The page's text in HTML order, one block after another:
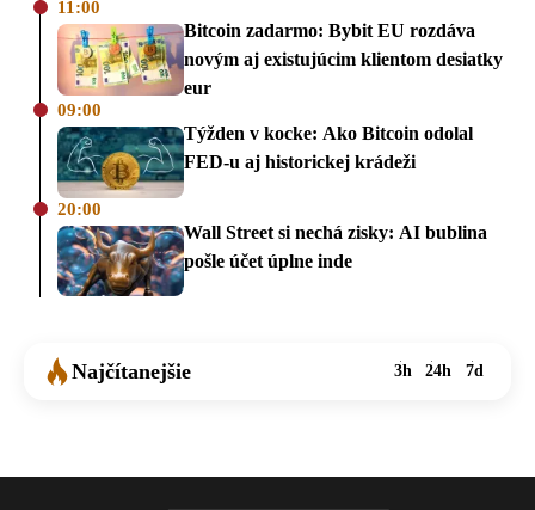
11:00
Bitcoin zadarmo: Bybit EU rozdáva
novým aj existujúcim klientom desiatky
eur
09:00
Týžden v kocke: Ako Bitcoin odolal
FED-u aj historickej krádeži
20:00
Wall Street si nechá zisky: AI bublina
pošle účet úplne inde
Najčítanejšie 3h 24h 7d